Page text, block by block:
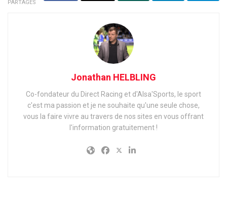
PARTAGES
Jonathan HELBLING
Co-fondateur du Direct Racing et d'Alsa'Sports, le sport
c'est ma passion et je ne souhaite qu'une seule chose,
vous la faire vivre au travers de nos sites en vous offrant
l'information gratuitement !